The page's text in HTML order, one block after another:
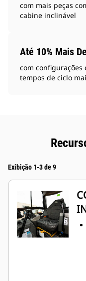
com mais peças
cabine inclinável
Até 10% Mais
com
tempos de ciclo
Exibição 1-3 de 9